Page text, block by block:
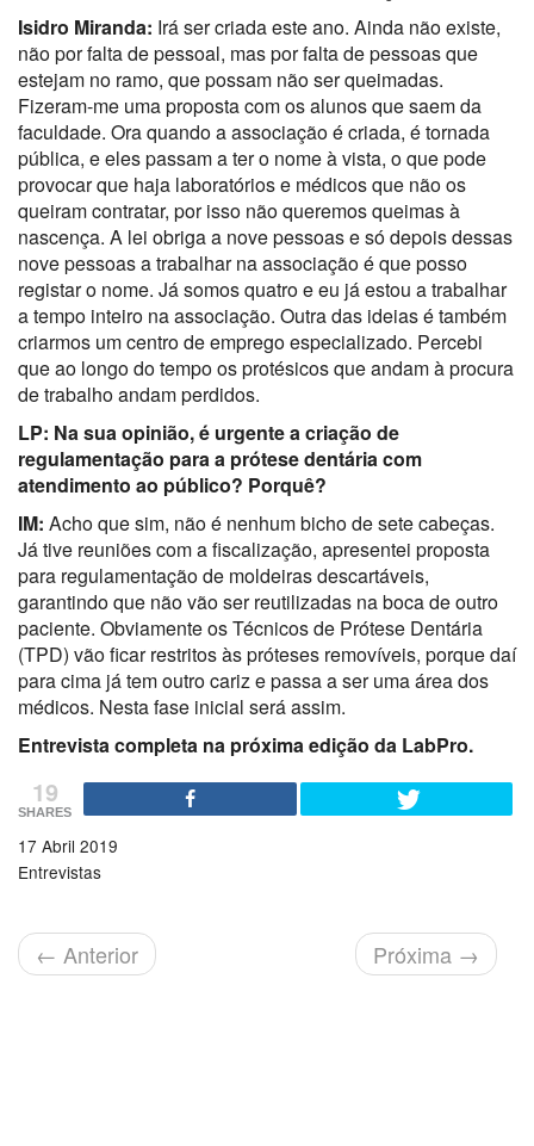
Isidro Miranda: Irá ser criada este ano. Ainda não existe,
não por falta de pessoal, mas por falta de pessoas que
estejam no ramo, que possam não ser queimadas.
Fizeram-me uma proposta com os alunos que saem da
faculdade. Ora quando a associação é criada, é tornada
pública, e eles passam a ter o nome à vista, o que pode
provocar que haja laboratórios e médicos que não os
queiram contratar, por isso não queremos queimas à
nascença. A lei obriga a nove pessoas e só depois dessas
nove pessoas a trabalhar na associação é que posso
registar o nome. Já somos quatro e eu já estou a trabalhar
a tempo inteiro na associação. Outra das ideias é também
criarmos um centro de emprego especializado. Percebi
que ao longo do tempo os protésicos que andam à procura
de trabalho andam perdidos.
LP: Na sua opinião, é urgente a criação de
regulamentação para a prótese dentária com
atendimento ao público? Porquê?
IM: Acho que sim, não é nenhum bicho de sete cabeças.
Já tive reuniões com a fiscalização, apresentei proposta
para regulamentação de moldeiras descartáveis,
garantindo que não vão ser reutilizadas na boca de outro
paciente. Obviamente os Técnicos de Prótese Dentária
(TPD) vão ficar restritos às próteses removíveis, porque daí
para cima já tem outro cariz e passa a ser uma área dos
médicos. Nesta fase inicial será assim.
Entrevista completa na próxima edição da LabPro.
19
SHARES
17 Abril 2019
Entrevistas
← Anterior Próxima →